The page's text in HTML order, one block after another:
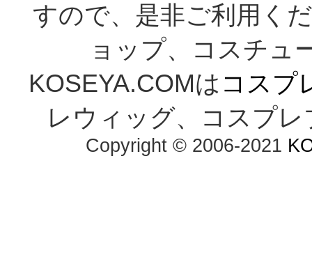
すので、是非ご利用く
ョップ、コスチュ
KOSEYA.COMは コスプ
レウィッグ、コスプ
Copyright © 2006-2021